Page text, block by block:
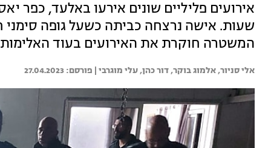
אירועים פליליים שונים אירעו באלעד, כפר
שעות. אישה נרצחה כביתה כשעל גופה סימני
המשטרה חוקרת את האירועים בעוד
אלי סניור, אלמוג בוקר, דור כהן, עלי מוגרבי | 27.04.2023